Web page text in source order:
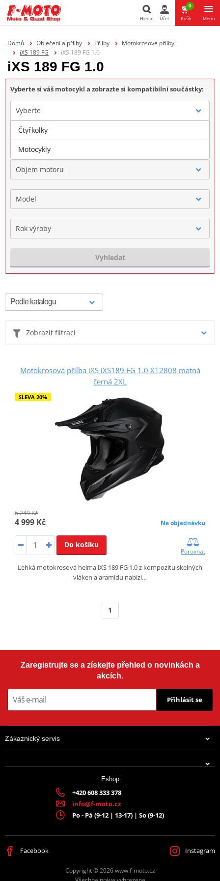
Hledat Účet
0
Košík Menu
Domů Oblečení a přilby Přilby
Motokrosové přilby
iXS 189 FG
iXS 189 FG 1.0
iXS 189 FG 1.0
Vyberte si váš motocykl a zobrazte si kompatibilní součástky:
Vyberte
Značka
Objem motoru
Model
Rok výroby
Vyhledat
Zobrazit filtraci
Motokrosová přilba iXS iXS189 FG 1.0 X12808 matná
černá 2XL
SLEVA 20%
6 249 Kč
4 999 Kč Na objednávku
Do košíku
Porovnat
Lehká motokrosová helma iXS 189 FG 1.0 z kompozitu skelných
vláken a aramidu nabízí…
1
Zaregistrujte se a získejte přehled o novinkách a
akcích.
Přihlásit se
Zákaznický servis
Eshop
+420 608 333 378
info@f-moto.cz
Po - Pá (9-12 | 13-17) | So (9-12)
Facebook Instagram
Copyright © 2026 www.f-moto.cz
Čtyřkolky
Motocykly